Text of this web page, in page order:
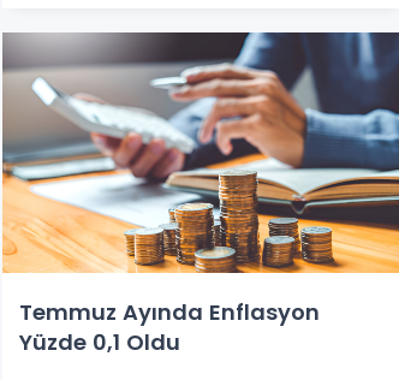
Temmuz Ayında Enflasyon
Yüzde 0,1 Oldu